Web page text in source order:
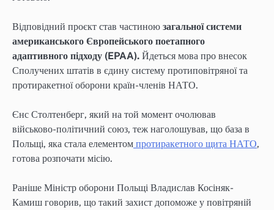
Відповідний проєкт став частиною загальної системи
американського Європейського поетапного
адаптивного підходу (EPAA). Йдеться мова про внесок
Сполучених штатів в єдину систему протиповітряної та
протиракетної оборони країн-членів НАТО.
Єнс Столтенберг, який на той момент очолював
військово-політичний союз, теж наголошував, що база в
Польщі, яка стала елементом протиракетного щита НАТО,
готова розпочати місію.
Раніше Міністр оборони Польщі Владислав Косіняк-
Камиш говорив, що такий захист допоможе у повітряній